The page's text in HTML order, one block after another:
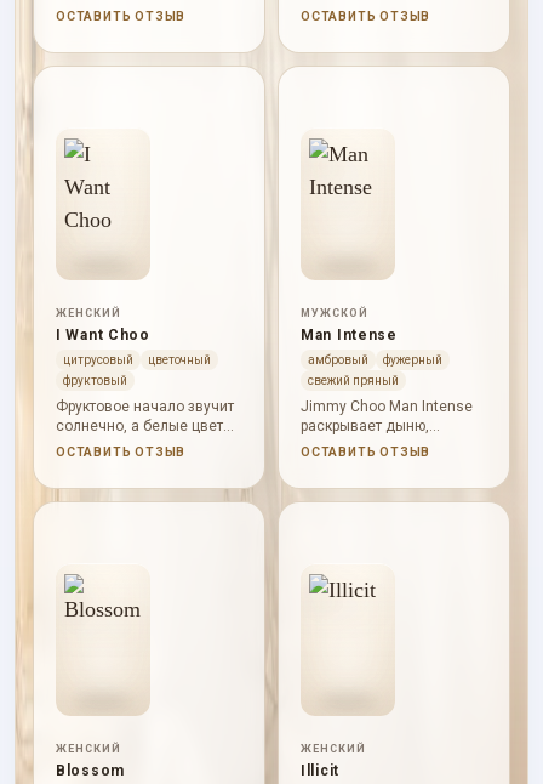
вишневая мякоть, цветы,
мягкая гурманская база.
ОСТАВИТЬ ОТЗЫВ
прохладно, а ветивер,
удерживают аромат в
чистой древесной
ОСТАВИТЬ ОТЗЫВ
ЖЕНСКИЙ
I Want Choo
цитрусовый
цветочный
фруктовый
Фруктовое начало звучит
солнечно, а белые цветы
и ваниль делают аромат
мягко пудровым.
ОСТАВИТЬ ОТЗЫВ
МУЖСКОЙ
Man Intense
амбровый
фужерный
свежий пряный
Jimmy Choo Man Intense
раскрывает дыню,
лаванду, мандарин,
полынь, бобы тонка,
пачули и лабданум.
ОСТАВИТЬ ОТЗЫВ
ЖЕНСКИЙ
Blossom
ЖЕНСКИЙ
Illicit